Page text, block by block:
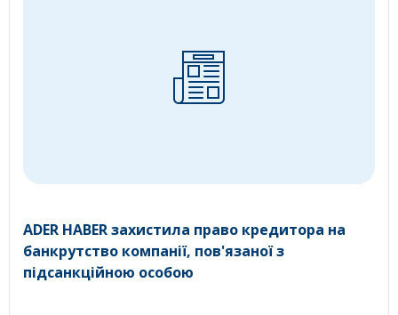
ADER HABER захистила право кредитора на
банкрутство компанії, пов'язаної з
підсанкційною особою